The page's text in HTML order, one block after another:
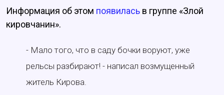
Информация об этом появилась в группе «Злой
кировчанин».
- Мало того, что в саду бочки воруют, уже
рельсы разбирают! - написал возмущенный
житель Кирова.